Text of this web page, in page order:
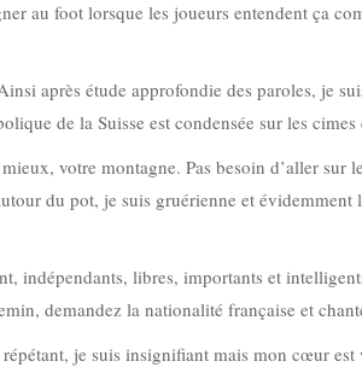
au foot lorsque les joueurs entendent ça
après étude approfondie des paroles, je
de la Suisse est condensée sur les
votre montagne. Pas besoin d’aller
du pot, je suis gruérienne et
indépendants, libres, importants et
demandez la nationalité française et
je suis insignifiant mais mon cœur